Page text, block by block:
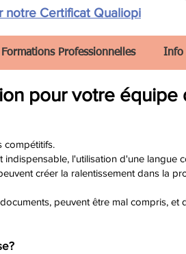
notre Certificat Qualiopi
Formations Professionnelles Info
pour votre équipe
compétitifs.
l'utilisation d'une langue
créer la ralentissement dans la
peuvent être mal compris,